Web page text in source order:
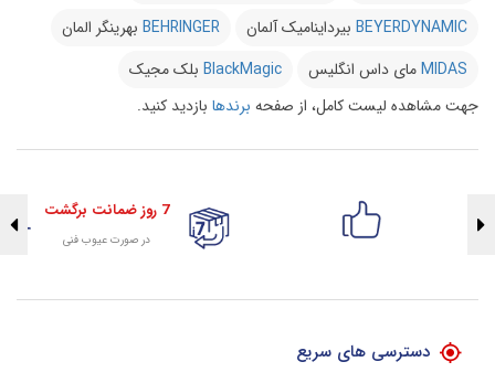
BEYERDYNAMIC بیرداینامیک آلمان BEHRINGER بهرینگر المان
MIDASمای داس انگلیس BlackMagic بلک مجیک
جهت مشاهده لیست کامل، از صفحه برندها بازدید کنید.
7 روز ضمانت برگشت
در صورت عیوب فنی
دسترسی های سریع